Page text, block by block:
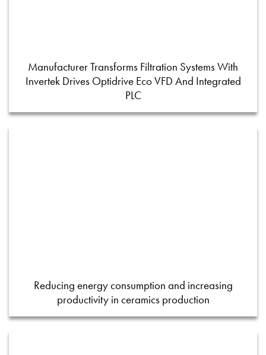
Manufacturer Transforms Filtration Systems With
Invertek Drives Optidrive Eco VFD And Integrated
PLC
Reducing energy consumption and increasing
productivity in ceramics production